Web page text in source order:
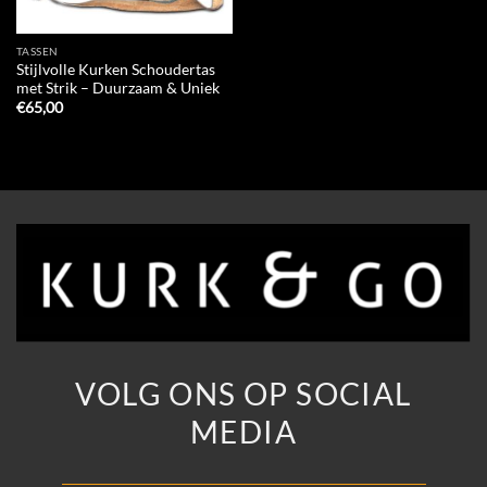
TASSEN
Stijlvolle Kurken Schoudertas
met Strik – Duurzaam & Uniek
€65,00
VOLG ONS OP SOCIAL
MEDIA